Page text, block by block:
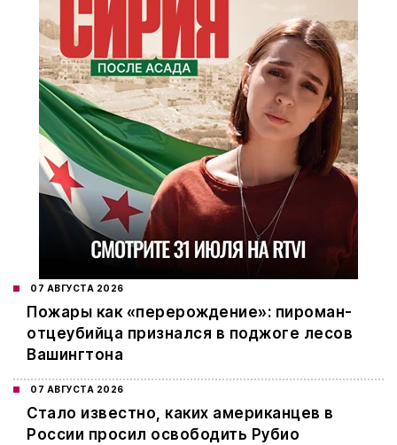
07 АВГУСТА 2026
Пожары как «перерождение»: пироман-
отцеубийца признался в поджоге лесов
Вашингтона
07 АВГУСТА 2026
Стало известно, каких американцев в
России просил освободить Рубио